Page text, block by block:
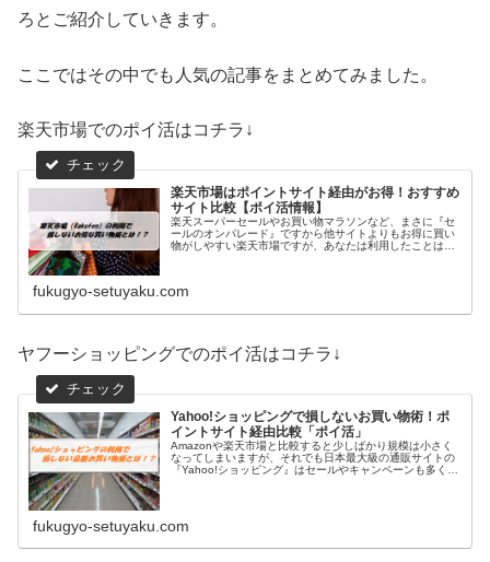
ろとご紹介していきます。
ここではその中でも人気の記事をまとめてみました。
楽天市場でのポイ活はコチラ↓
楽天市場はポイントサイト経由がお得！おすすめ
サイト比較【ポイ活情報】
楽天スーパーセールやお買い物マラソンなど、まさに『セ
ールのオンパレード』ですから他サイトよりもお得に買い
物がしやすい楽天市場ですが、あなたは利用したことはあ
fukugyo-setuyaku.com
ヤフーショッピングでのポイ活はコチラ↓
Yahoo!ショッピングで損しないお買い物術！ポ
イントサイト経由比較「ポイ活」
Amazonや楽天市場と比較すると少しばかり規模は小さく
なってしまいますが、それでも日本最大級の通販サイトの
『Yahoo!ショッピング』はセールやキャンペーンも多く、
fukugyo-setuyaku.com